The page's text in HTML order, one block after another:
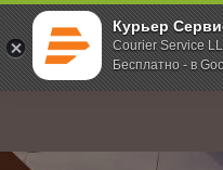
Курьер
Courier Service
Бесплатно - в
; Главная О компании